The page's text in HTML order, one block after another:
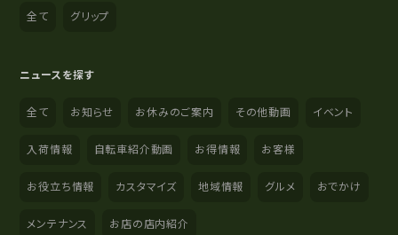
全て グリップ
ニュースを探す
全て お知らせ お休みのご案内 その他動画 イベント
入荷情報 自転車紹介動画 お得情報 お客様
お役立ち情報 カスタマイズ 地域情報 グルメ おでかけ
メンテナンス お店の店内紹介